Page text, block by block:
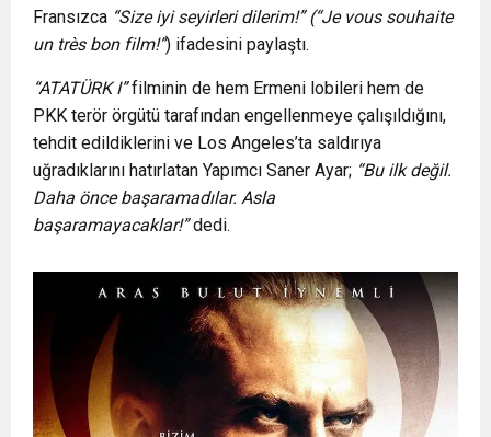
Fransızca “Size iyi seyirleri dilerim!” (“Je vous souhaite
un très bon film!”) ifadesini paylaştı.
“ATATÜRK I”filminin de hem Ermeni lobileri hem de
PKK terör örgütü tarafından engellenmeye çalışıldığını,
tehdit edildiklerini ve Los Angeles’ta saldırıya
uğradıklarını hatırlatan Yapımcı Saner Ayar; “Bu ilk değil.
Daha önce başaramadılar. Asla
başaramayacaklar!”dedi.